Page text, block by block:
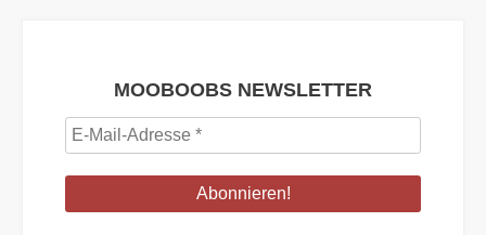
MOOBOOBS NEWSLETTER
E-
Mail-
Adresse